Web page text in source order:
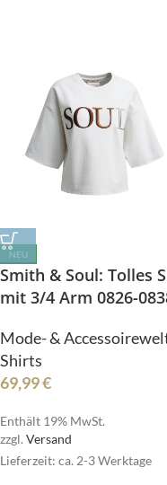
NEU
Smith & Soul: Tolles
mit 3/4 Arm 0826-
Mode- &
Shirts
69,99€
Enthält 19% MwSt.
zzgl. Versand
Lieferzeit: ca. 2-3 Werktage